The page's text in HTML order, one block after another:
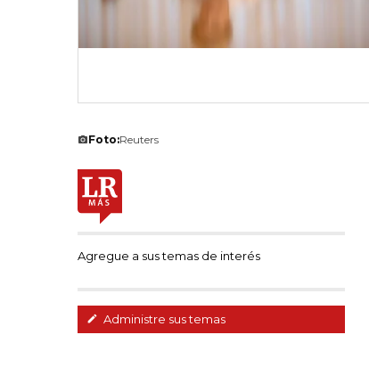
Foto:Reuters
Agregue a sus temas de interés
Administre sus temas